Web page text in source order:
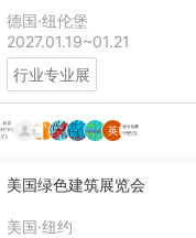
德国·纽伦堡
2027.01.19~01.21
行业专业展
美国绿色建筑展览会
美国·纽约